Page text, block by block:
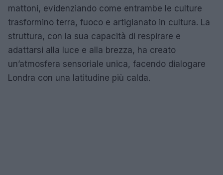
mattoni, evidenziando come entrambe le culture
trasformino terra, fuoco e artigianato in cultura. La
struttura, con la sua capacità di respirare e
adattarsi alla luce e alla brezza, ha creato
un’atmosfera sensoriale unica, facendo dialogare
Londra con una latitudine più calda.